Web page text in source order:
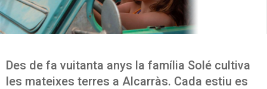
Des de fa vuitanta anys la família Solé cultiva
les mateixes terres a Alcarràs. Cada estiu es